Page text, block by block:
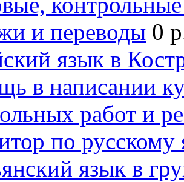
и переводы 0
язык в
в написании
работ и
по русскому
язык в